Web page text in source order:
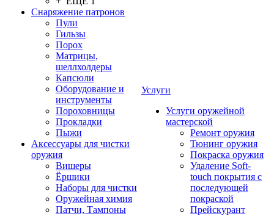
Снаряжение патронов
Пули
Гильзы
Порох
Матрицы,
шеллхолдеры
Капсюли
Оборудование и
инструменты
Пороховницы
Прокладки
Пыжи
Аксессуары для чистки
оружия
Вишеры
Ёршики
Наборы для чистки
Оружейная химия
Патчи, Тампоны
Услуги
Услуги оружейной
мастерской
Ремонт оружия
Тюнинг оружия
Покраска оружия
Удаление Soft-
touch покрытия с
последующей
покраской
Прейскурант